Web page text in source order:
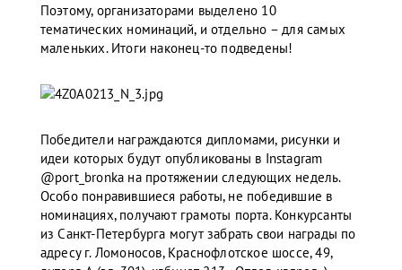
Поэтому, организаторами выделено 10
тематических номинаций, и отдельно – для самых
маленьких. Итоги наконец-то подведены!
Победители награждаются дипломами, рисунки и
идеи которых будут опубликованы в Instagram
@port_bronka на протяжении следующих недель.
Особо понравившиеся работы, не победившие в
номинациях, получают грамоты порта. Конкурсанты
из Санкт-Петербурга могут забрать свои награды по
адресу г. Ломоносов, Краснофлотское шоссе, 49,